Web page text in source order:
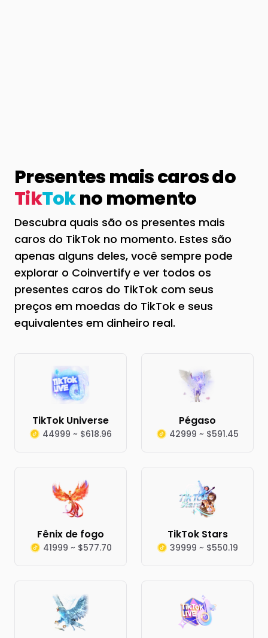
Presentes mais caros do
TikTokno momento
Descubra quais são os presentes mais
caros do TikTok no momento. Estes são
apenas alguns deles, você sempre pode
explorar o Coinvertify e ver todos os
presentes caros do TikTok com seus
preços em moedas do TikTok e seus
equivalentes em dinheiro real.
TikTok Universe
44999 ~ $618.96
Pégaso
42999 ~ $591.45
Fênix de fogo
41999 ~ $577.70
TikTok Stars
39999 ~ $550.19